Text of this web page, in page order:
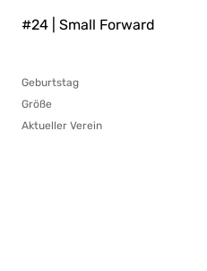
#24 | Small Forward
Geburtstag
Größe
Aktueller Verein